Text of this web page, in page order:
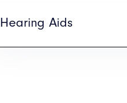
Hearing Aids